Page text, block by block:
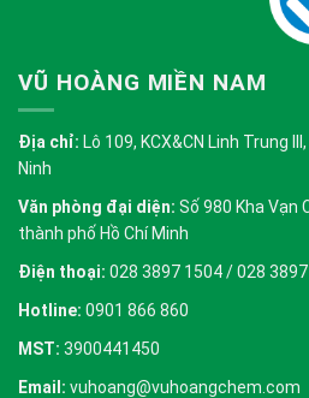
VŨ HOÀNG MIỀN NAM
Địa chỉ: Lô 109, KCX&CN Linh Trung
Ninh
Văn phòng đại diện: Số 980 Kha Vạn
thành phố Hồ Chí Minh
Điện thoại: 028 3897 1504 / 028
Hotline: 0901 866 860
MST: 3900441450
Email: vuhoang@vuhoangchem.com